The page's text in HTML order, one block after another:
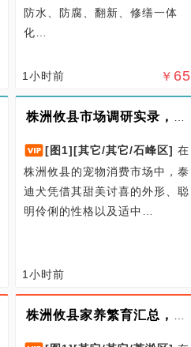
防水、防腐、翻新、修缮一体
化…
￥ 65
1小时前
[图1][其它/其它/石峰区] 在
株洲攸县的宠物消费市场中，泰
迪犬凭借其甜美讨喜的外形、聪
明伶俐的性格以及适中…
1小时前